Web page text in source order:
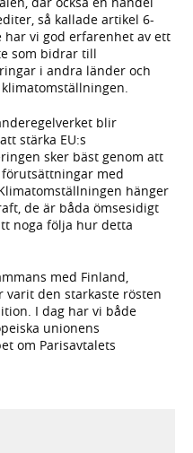
så kallade artikel 6-
har vi god erfarenhet av ett
som bidrar till
i andra länder och
blir
stärka EU:s
sker bäst genom att
med
hänger
de är båda ömsesidigt
noga följa hur detta
med Finland,
varit den starkaste rösten
I dag har vi både
unionens
om Parisavtalets